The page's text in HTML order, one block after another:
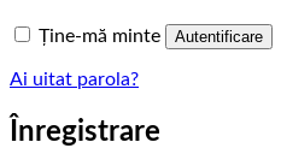
Ține-mă minte Autentificare
Ai uitat parola?
Înregistrare